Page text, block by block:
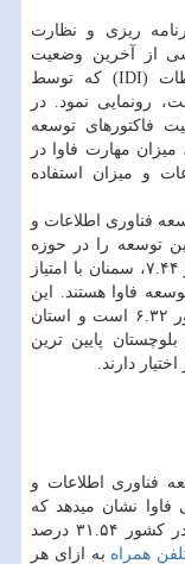
ریزی و نظارت
از آخرین وضعیت
فاكتورهای توسعه فناوری اطلاعات و ارتباطات (IDI) كه توسط
رونمایی نمود. در
فاكتورهای توسعه
میزان مهارت فاوا در
و میزان استفاده
فناوری اطلاعات و
توسعه را در حوزه
ICT به خود مختص كرده است. تهران با امتیاز ۷.۴۴، سمنان با امتیاز
در توسعه فاوا هستند. این
درحالی است كه میانگین توسعه فاوا در كشور ۶.۳۲ است و استان
پایین ترین
فناوری اطلاعات و
نشان میدهد كه
ثابت به ازای هر ۱۰۰ نفر در كشور ۳۱.۵۴ درصد
همراه به ازای هر